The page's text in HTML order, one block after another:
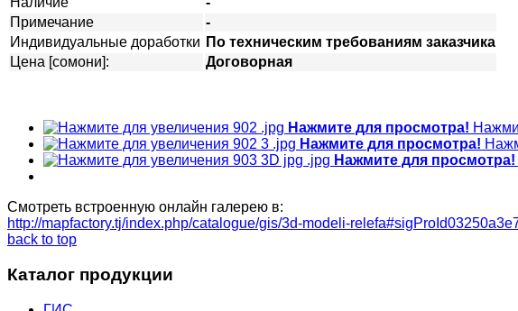
Примечание
-
Индивидуальные доработки По техническим требованиям заказчика
Цена [сомони]:
Договорная
Нажмите для просмотра!
Нажмите для просмотра!
Нажмите для просмотра!
Смотреть встроенную онлайн галерею в:
http://mapfactory.tj/index.php/catalogue/gis/3d-modeli-
back to top
Каталог продукции